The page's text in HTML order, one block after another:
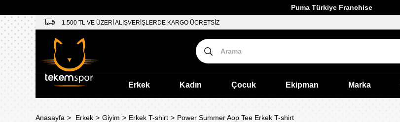
Puma Türkiye Franchise
1.500 TL VE ÜZERİ ALIŞVERİŞLERDE KARGO ÜCRETSİZ
Erkek Kadın Çocuk Ekipman Marka
Anasayfa Erkek Giyim Erkek T-shirt Power Summer Aop Tee Erkek T-shirt